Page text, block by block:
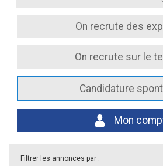
On recrute des
On recrute sur le
Candidature
Mon
Filtrer les annonces par :